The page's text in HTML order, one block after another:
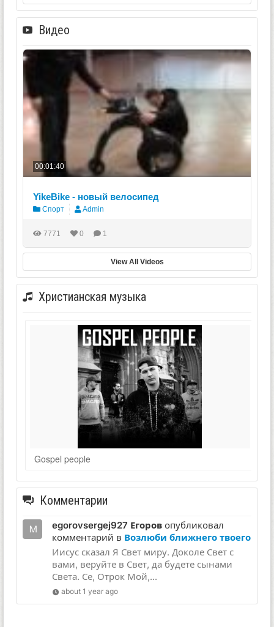
Видео
00:01:40
YikeBike - новый велосипед
Спорт Admin
7771 0 1
View All Videos
Христианская музыка
Gospel people
Комментарии
egorovsergej927 Егоров опубликовал
комментарий в Возлюби ближнего твоего
Иисус сказал Я Свет миру. Доколе Свет с
вами, веруйте в Свет, да будете сынами
Света. Се, Отрок Мой,...
about 1 year ago